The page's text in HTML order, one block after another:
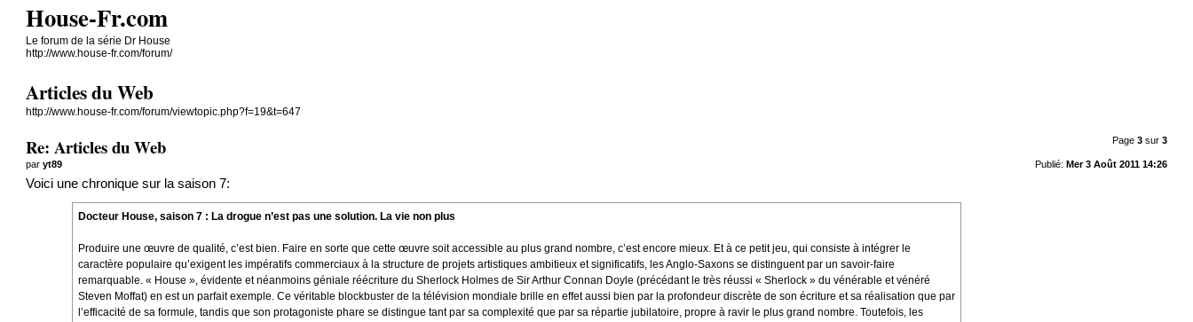
House-Fr.com
Le forum de la série Dr House
http://www.house-fr.com/forum/
Articles du Web
http://www.house-fr.com/forum/viewtopic.php?f=19&t=647
Page 3sur 3
Re: Articles du Web
Publié: Mer 3 Août 2011 14:26
paryt89
Voici unechronique sur la saison 7:
Docteur House, saison 7 : La drogue n’est pas une solution. La vie non plus
Produire une œuvre de qualité, c’est bien. Faire en sorte que cette œuvre soit accessible au plus grand nombre, c’est encore mieux. Et à ce petit jeu, qui consiste à intégrer le
caractère populaire qu’exigent les impératifs commerciaux à la structure de projets artistiques ambitieux et significatifs, les Anglo-Saxons se distinguent par un savoir-faire
remarquable. « House », évidente et néanmoins géniale réécriture du Sherlock Holmes de Sir Arthur Connan Doyle (précédant le très réussi « Sherlock » du vénérable et vénéré
Steven Moffat) en est un parfait exemple. Ce véritable blockbuster de la télévision mondiale brille en effet aussi bien par la profondeur discrète de son écriture et sa réalisation que par
l’efficacité de sa formule, tandis que son protagoniste phare se distingue tant par sa complexité que par sa répartie jubilatoire, propre à ravir le plus grand nombre. Toutefois, les